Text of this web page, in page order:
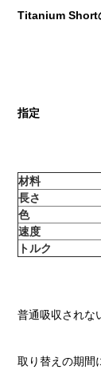
Titanium Short
指定
材料
長さ
色
速度
トルク
普通吸収されな
取り替えの期間